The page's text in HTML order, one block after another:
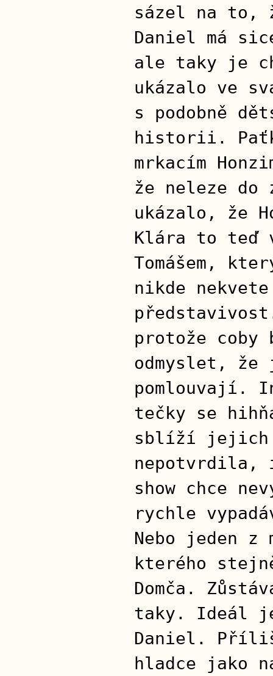
sázel na to,
Daniel má
ale taky je
ukázalo ve
s podobně
historii.
mrkacím
že neleze do
ukázalo, že
Klára to teď
Tomášem,
nikde
protože coby
odmyslet,
pomlouvají.
tečky se
sblíží jejich
nepotvrdila,
show chce
rychle
Nebo jeden z
kterého
Domča.
taky. Ideál
Daniel.
hladce jako